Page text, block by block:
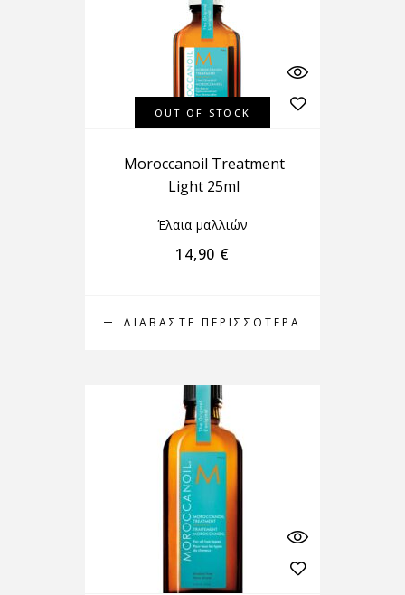
OUT OF STOCK
ΔΙΑΒΆΣΤΕ ΠΕΡΙΣΣΌΤΕΡΑ
Moroccanoil Treatment
Light 25ml
Έλαια μαλλιών
14,90 €